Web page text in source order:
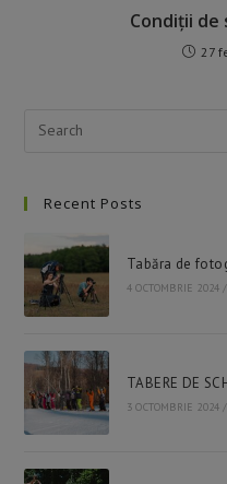
Condiții de
27
Recent Posts
Tabăra de
4 OCTOMBRIE 2024 /
TABERE DE
3 OCTOMBRIE 2024 /